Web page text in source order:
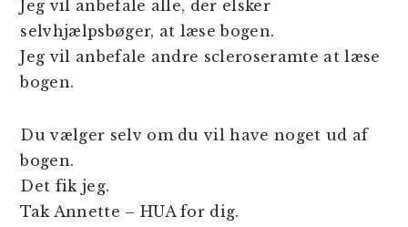
Jeg vil anbefale alle, der elsker
selvhjælpsbøger, at læse bogen.
Jeg vil anbefale andre scleroseramte at læse
bogen.
Du vælger selv om du vil have noget ud af
bogen.
Det fik jeg.
Tak Annette – HUA for dig.